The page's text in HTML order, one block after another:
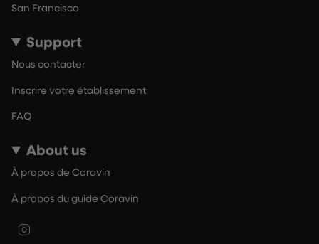
San Francisco
Support
Nous contacter
Inscrire votre établissement
FAQ
About us
À propos de Coravin
À propos du guide Coravin